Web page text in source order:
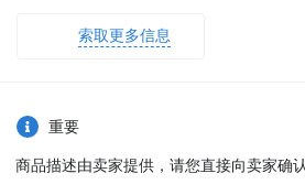
索取更多信息
重要
商品描述由卖家提供，请您直接向卖家确